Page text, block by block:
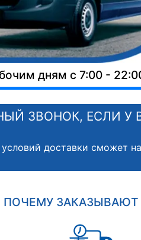
дням с 7:00 -
ЗВОНОК, ЕСЛИ У
доставки сможет
ПОЧЕМУ ЗАКАЗЫВАЮТ